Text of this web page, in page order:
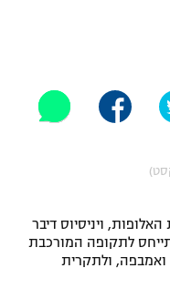
ויניסיוס דיבר
לתקופה המורכבת
ולתקרית